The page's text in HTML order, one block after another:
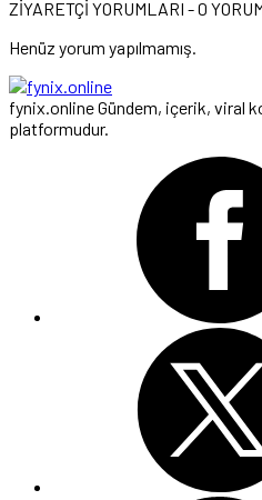
ZİYARETÇİ YORUMLARI - 0
Henüz yorum yapılmamış.
fynix.online Gündem, içerik, viral
platformudur.